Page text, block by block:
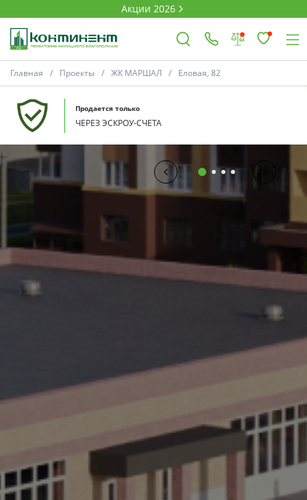
Акции 2026
Ковров
Проекты
Новости
Выбор недвижимости
Работа
Онлайн-запись
Главная Проекты ЖК МАРШАЛ Еловая, 82
Продается только
ЧЕРЕЗ ЭСКРОУ-СЧЕТА